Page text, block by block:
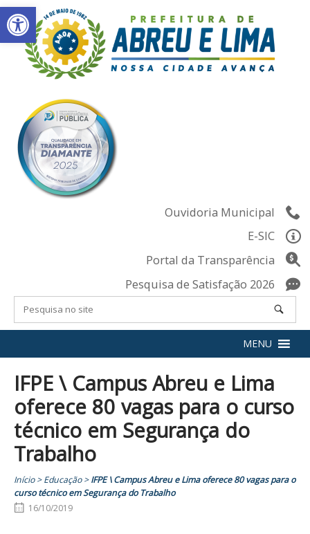
Abrir a barra de ferramentas
Skip
to
content
Ouvidoria Municipal
E-SIC
Portal da Transparência
Pesquisa de Satisfação 2026
MENU
IFPE \ Campus Abreu e Lima
oferece 80 vagas para o curso
técnico em Segurança do
Trabalho
Início>Educação>IFPE \ Campus Abreu e Lima oferece 80 vagas para o
curso técnico em Segurança do Trabalho
16/10/2019